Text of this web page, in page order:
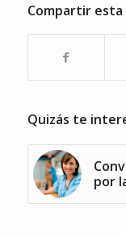
Compartir
Quizás te
por